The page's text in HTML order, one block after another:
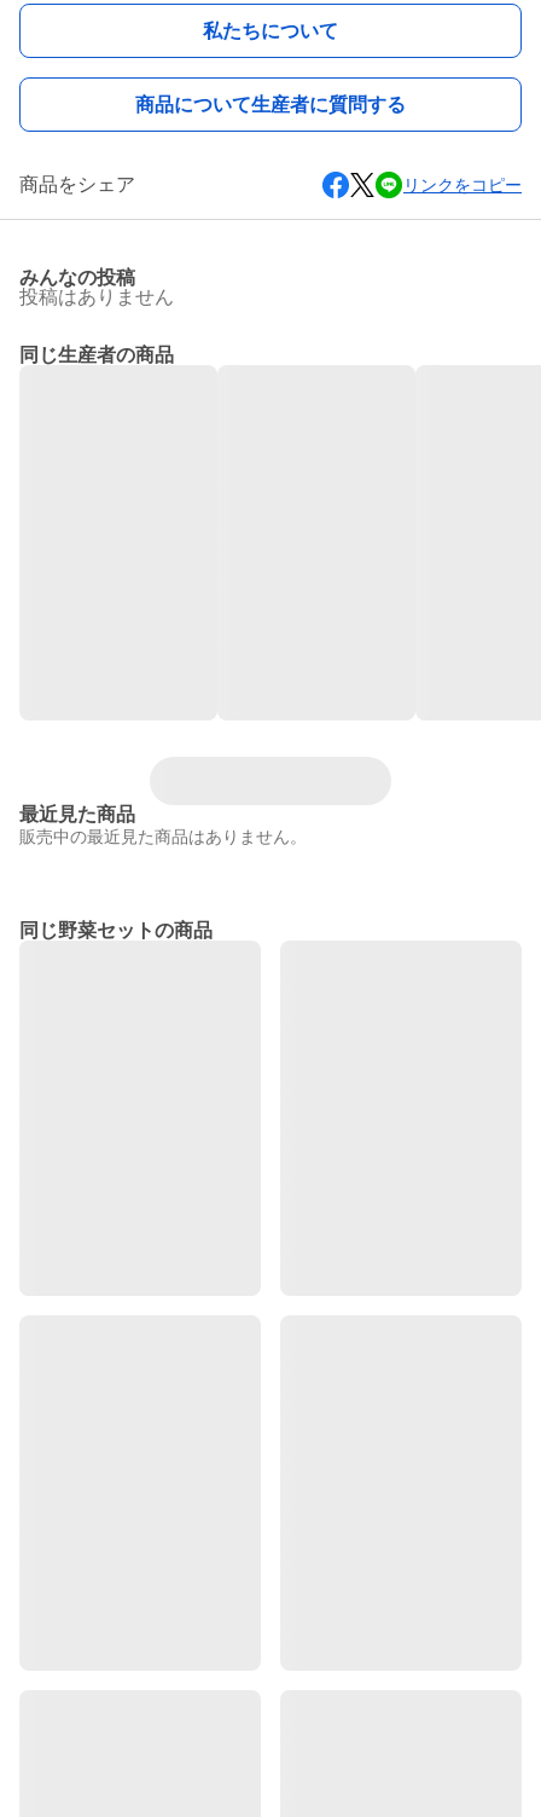
私たちについて
商品について生産者に質問する
商品をシェア リンクをコピー
みんなの投稿
投稿はありません
同じ生産者の商品
最近見た商品
販売中の最近見た商品はありません。
同じ野菜セットの商品